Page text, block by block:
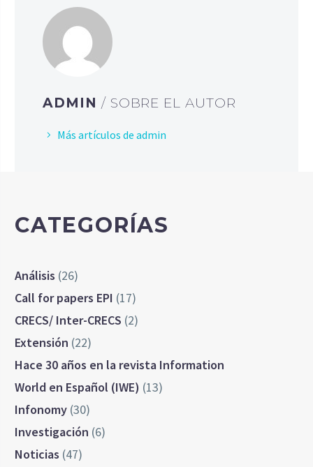
ADMIN / SOBRE EL AUTOR
Más artículos de admin
CATEGORÍAS
Análisis (26)
Call for papers EPI (17)
CRECS/ Inter-CRECS (2)
Extensión (22)
Hace 30 años en la revista Information
World en Español (IWE) (13)
Infonomy (30)
Investigación (6)
Noticias (47)